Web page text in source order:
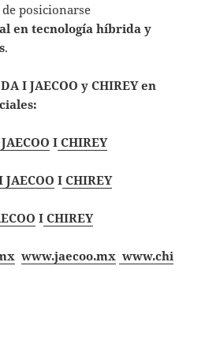
posicionarse
en tecnología híbrida y
.
I JAECOO y CHIREY en
I CHIREY
I CHIREY
I CHIREY
www.jaecoo.mx www.chi